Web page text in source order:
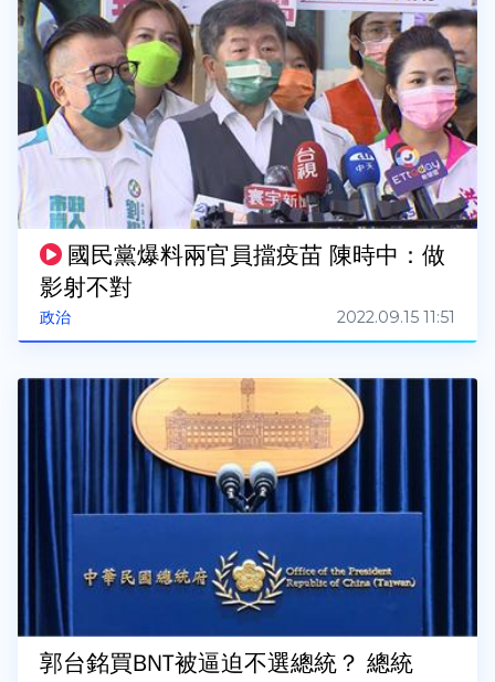
政治
國民黨爆料兩官員擋疫苗 陳時中：做
影射不對
2022.09.15 11:51
郭台銘買BNT被逼迫不選總統？ 總統